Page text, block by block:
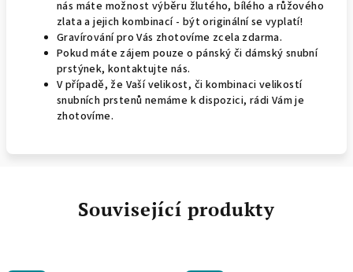
nás máte možnost výběru žlutého, bílého a růžového
zlata a jejich kombinací - být originální se vyplatí!
Gravírování pro Vás zhotovíme zcela zdarma.
Pokud máte zájem pouze o pánský či dámský snubní
prstýnek, kontaktujte nás.
V případě, že Vaší velikost, či kombinaci velikostí
snubních prstenů nemáme k dispozici, rádi Vám je
zhotovíme.
Související produkty